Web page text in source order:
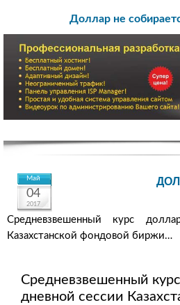
Доллар не
Май
04
2017
Средневзвешенный курс
Казахстанской фондовой биржи…
Средневзвешенный
дневной сессии